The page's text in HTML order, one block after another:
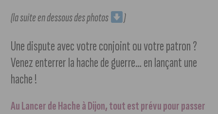
(la suite en dessous des photos )
Une dispute avec votre conjoint ou votre patron ?
Venez enterrer la hache de guerre… en lançant une
hache !
Au Lancer de Hache à Dijon, tout est prévu pour passer